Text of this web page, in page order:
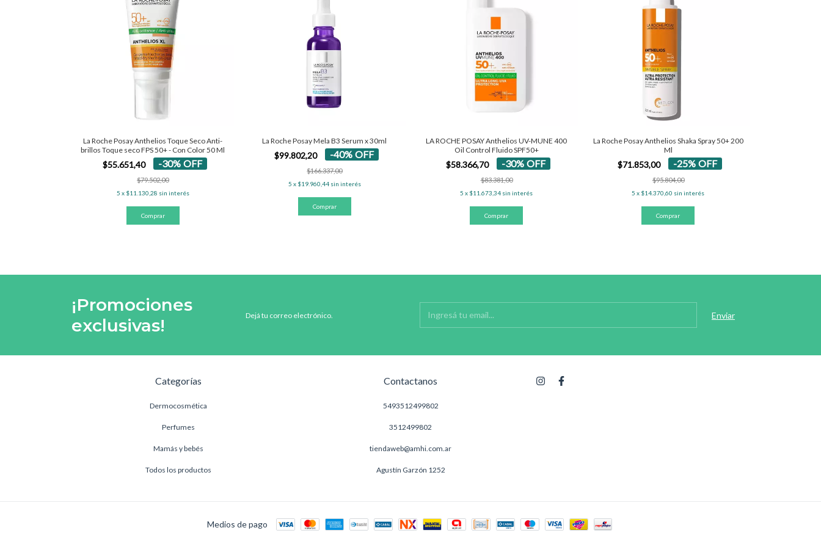
La Roche Posay Anthelios Toque Seco Anti-
brillos Toque seco FPS 50+ - Con Color 50 Ml
$55.651,40 -30% OFF
$79.502,00
5 x $11.130,28 sin interés
La Roche Posay Mela B3 Serum x 30ml
$99.802,20 -40% OFF
$166.337,00
5 x $19.960,44 sin interés
LA ROCHE POSAY Anthelios UV-MUNE 400
Oil Control Fluido SPF50+
$58.366,70 -30%OFF
$83.381,00
5 x $11.673,34 sin interés
La Roche Posay Anthelios Shaka Spray 50+ 200
Ml
$71.853,00 -25%OFF
$95.804,00
5 x $14.370,60 sin interés
¡Promociones
exclusivas!
Dejá tu correo electrónico.
Categorías
Dermocosmética
Perfumes
Mamás y bebés
Todos los productos
Contactanos
5493512499802
3512499802
tiendaweb@amhi.com.ar
Agustín Garzón 1252
Medios de pago